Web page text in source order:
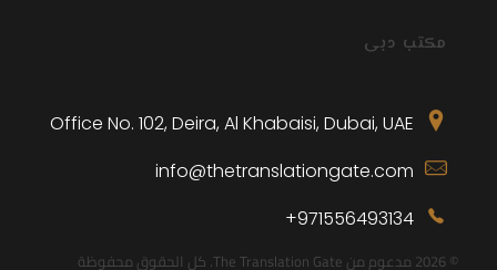
مكتب دبى
Office No. 102, Deira, Al Khabaisi, Dubai, UAE
info@thetranslationgate.com
971556493134+
© 2026 مدعوم من The Translation Gate. كل الحقوق محفوظة